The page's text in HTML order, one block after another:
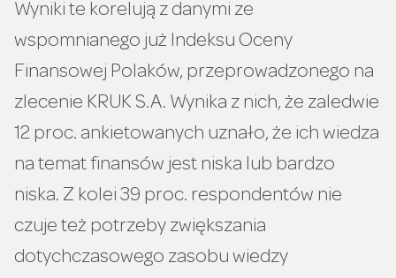
Wyniki te korelują z danymi ze
wspomnianego już Indeksu Oceny
Finansowej Polaków, przeprowadzonego na
zlecenie KRUK S.A. Wynika z nich, że zaledwie
12 proc. ankietowanych uznało, że ich wiedza
na temat finansów jest niska lub bardzo
niska. Z kolei 39 proc. respondentów nie
czuje też potrzeby zwiększania
dotychczasowego zasobu wiedzy